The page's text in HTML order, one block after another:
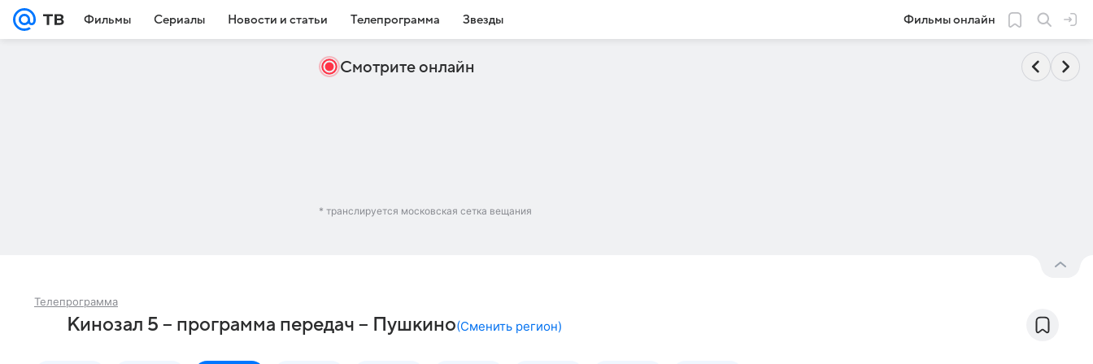
Фильмы Сериалы Новости и статьи Телепрограмма Звезды Фильмы онлайн
Смотрите онлайн
* транслируется московская сетка вещания
Телепрограмма
Кинозал 5 – программа передач – Пушкино(Сменить регион)